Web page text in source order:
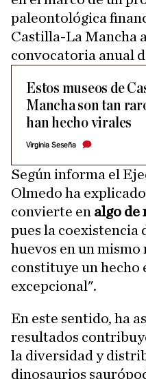
paleontológica
Castilla-La Mancha
convocatoria anual
Estos museos de
Mancha son tan
han hecho virales
Virginia Seseña
Según informa el
Olmedo ha
convierte en algo de
pues la coexistencia
huevos en un
constituye un hecho
excepcional".
En este sentido, ha
resultados
la diversidad y
dinosaurios